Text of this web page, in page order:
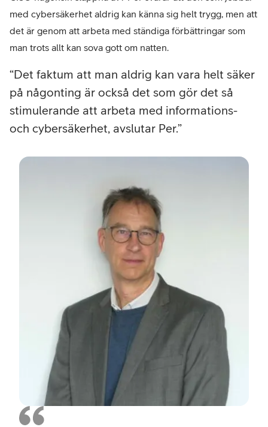
med cybersäkerhet aldrig kan känna sig helt trygg, men att
det är genom att arbeta med ständiga förbättringar som
man trots allt kan sova gott om natten.
Det faktum att man aldrig kan vara helt säker
på någonting är också det som gör det så
stimulerande att arbeta med informations-
och cybersäkerhet, avslutar Per.
–